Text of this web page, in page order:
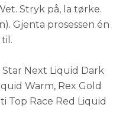
Stryk på, la tørke.
Gjenta prosessen én
Star Next Liquid Dark
Warm, Rex Gold
Top Race Red Liquid